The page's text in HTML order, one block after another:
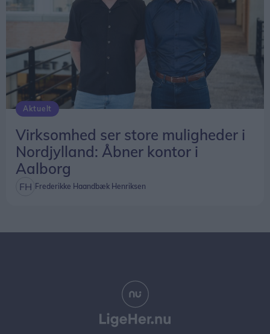
Aktuelt
Virksomhed ser store muligheder i
Nordjylland: Åbner kontor i
Aalborg
Frederikke Haandbæk Henriksen